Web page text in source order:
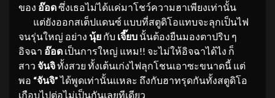
ของ อ๊อดซึ่งเธอไม่ได้แค่มาโชว์ความฮาเพียงเท่านั้น
แต่ยังออกสเต็ปแดนซ์ แบบที่สตูดิโอแทบจะลุกเป็นไฟ
จนรุ่นใหญ่ อย่าง นุ้ย กับ เจี๊ยบ นั้นต้องยืนมองตาปริบ ๆ
อิจฉา อ๊อด เป็นการใหญ่ แหม!! จะไม่ให้อิจฉาได้ไง ก็
สาว จันจิทั้งสวย ทั้งเต้นเก่งไฟลุกโชนเอาซะขนาดนี้ แต่
พอ “จันจิ”ได้พูดเท่านั้นเเหละ ถึงกับฮาทรุดกันทั้งสตูดิโอ
เกือบไปต่อไม่เป็นกันเลยทีเดียว